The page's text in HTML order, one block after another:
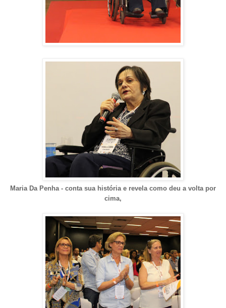
Maria Da Penha - conta sua história e revela como deu a volta por
cima,